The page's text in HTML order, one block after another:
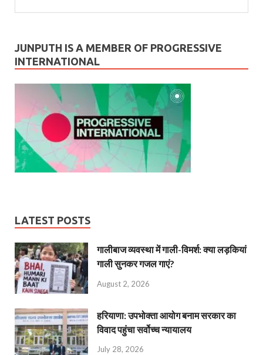
JUNPUTH IS A MEMBER OF PROGRESSIVE
INTERNATIONAL
LATEST POSTS
गालीबाज व्‍यवस्‍था में गाली-विमर्श: क्या लड़कियां
गाली सुनकर गजल गाएं?
August 2, 2026
हरियाणा: उपभोक्ता आयोग बनाम सरकार का
विवाद पहुंचा सर्वोच्च न्यायालय
July 28, 2026